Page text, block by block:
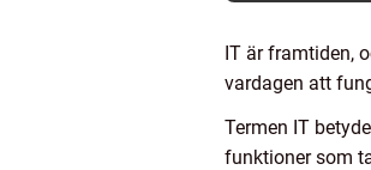
IT är framtiden,
vardagen att
Termen IT
funktioner som